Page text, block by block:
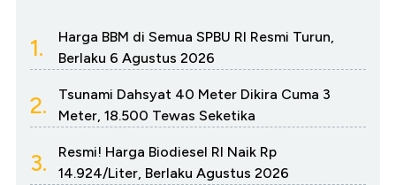
1.
Harga BBM di Semua SPBU RI Resmi Turun,
Berlaku 6 Agustus 2026
2.
Tsunami Dahsyat 40 Meter Dikira Cuma 3
Meter, 18.500 Tewas Seketika
3.
Resmi! Harga Biodiesel RI Naik Rp
14.924/Liter, Berlaku Agustus 2026